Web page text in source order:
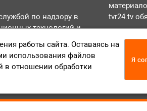
по надзору в
технологий и
(Роскомнадзор).
персональных данных
данных
tvr24.tv
Телефон:
работы сайта. Оставаясь на
использования файлов
в отношении обработки
Я